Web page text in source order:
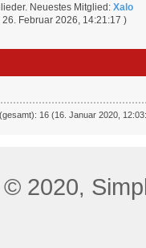
Neuestes Mitglied:Xalo
26. Februar 2026, 14:21:17 )
16 (16. Januar 2020,
2020,